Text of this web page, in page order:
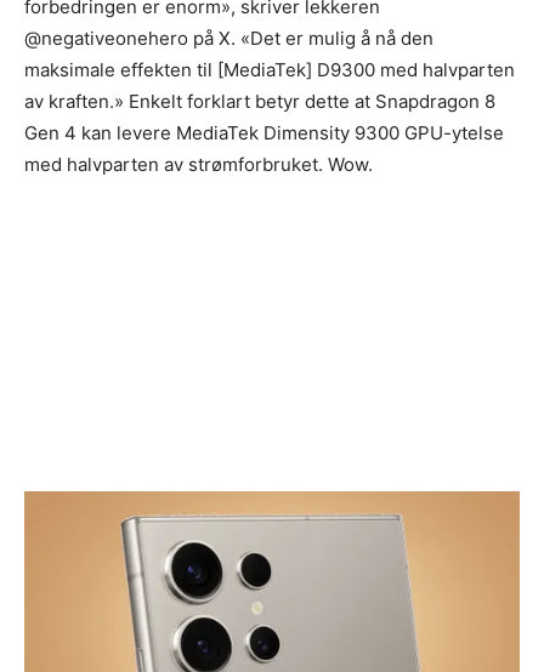
forbedringen er enorm», skriver lekkeren
@negativeonehero på X. «Det er mulig å nå den
maksimale effekten til [MediaTek] D9300 med halvparten
av kraften.» Enkelt forklart betyr dette at Snapdragon 8
Gen 4 kan levere MediaTek Dimensity 9300 GPU-ytelse
med halvparten av strømforbruket. Wow.